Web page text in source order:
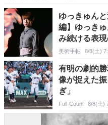
ゆっきゅん
編】ゆっき
み続ける表
美術手帖 8/8(土)
有明の劇的
像が捉えた
ぎ」
Full-Count 8/8(土)